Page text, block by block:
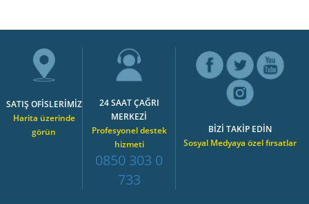
SATIŞ OFİSLERİMİZ
Harita üzerinde
görün
24 SAAT ÇAĞRI
MERKEZİ
Profesyonel destek
hizmeti
0850 303 0
733
BİZİ TAKİP EDİN
Sosyal Medyaya özel fırsatlar